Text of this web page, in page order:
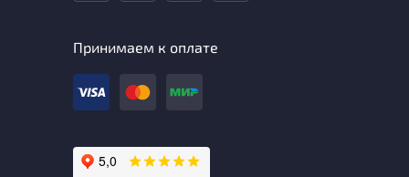
Принимаем к оплате